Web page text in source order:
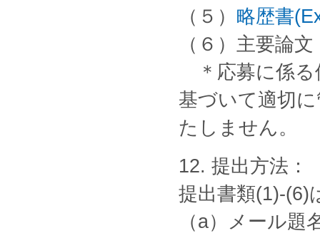
（５） 略歴書
（６）主要論
＊応募に係る
基づいて適切
たしません。
12. 提出方法：
提出書類(1)-(6)
（a）メール